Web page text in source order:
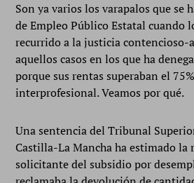
Son ya varios los varapalos que se
de Empleo Público Estatal cuando
recurrido a la justicia
aquellos casos en los que ha
porque sus rentas superaban el
interprofesional. Veamos por qué.
Una sentencia del Tribunal
Castilla-La Mancha ha estimado la
solicitante del subsidio por